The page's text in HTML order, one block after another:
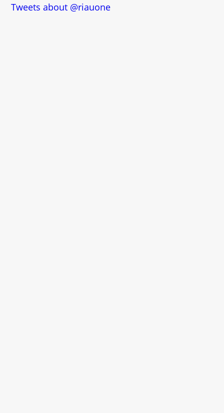
Tweets about @riauone